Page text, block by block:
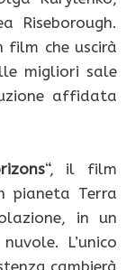
Riseborough.
film che uscirà
migliori sale
affidata
“, il film
pianeta Terra
in un
L’unico
cambierà